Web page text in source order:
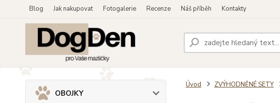
Blog Jak nakupovat Fotogalerie Recenze Náš příběh Kontakty
OBOJKY
Úvod ZVÝHODNĚNÉ SETY